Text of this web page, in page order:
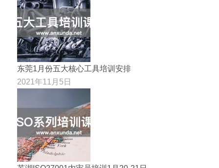
东莞1月份五大核心工具培训安排
2021年11月5日